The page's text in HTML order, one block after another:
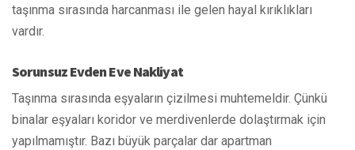
taşınma sırasında harcanması ile gelen hayal kırıklıkları
vardır.
Sorunsuz Evden Eve Nakliyat
Taşınma sırasında eşyaların çizilmesi muhtemeldir. Çünkü
binalar eşyaları koridor ve merdivenlerde dolaştırmak için
yapılmamıştır. Bazı büyük parçalar dar apartman